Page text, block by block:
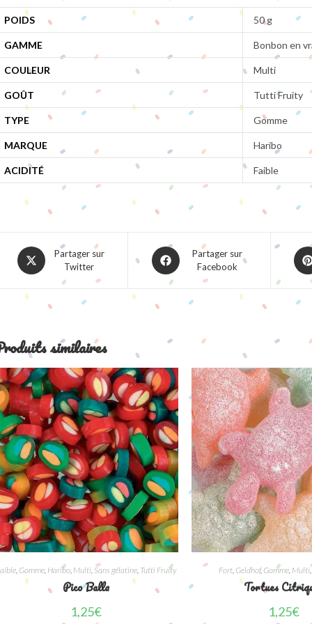
POIDS 50 g
GAMME Bonbon en
COULEUR Multi
GOÛT Tutti Fruity
TYPE Gomme
MARQUE Haribo
ACIDITÉ Faible
Opens
in
new
window
Partager sur
Twitter
Opens
in
window
Partager sur
Facebook
in
similaires
, Gomme, Haribo, Multi, Sans gélatine, Tutti Fruity
Pico Balla
1,25€
Fort, Geldhof, Gomme, Multi,
Tortues
1,25€